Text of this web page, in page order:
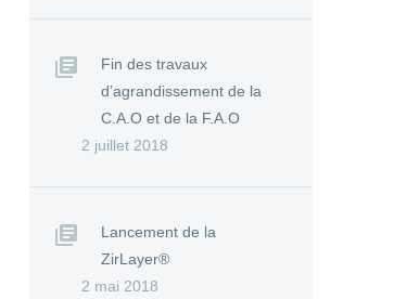
Fin des travaux
d’agrandissement de la
C.A.O et de la F.A.O
2 juillet 2018
Lancement de la
ZirLayer®
2 mai 2018